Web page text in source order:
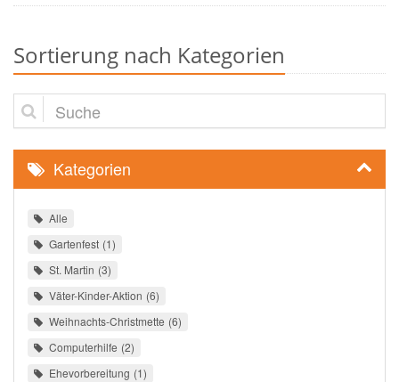
Sortierung nach Kategorien
Suche
Kategorien
Alle
Gartenfest 1
St. Martin 3
Väter-Kinder-Aktion 6
Weihnachts-Christmette 6
Computerhilfe 2
Ehevorbereitung 1